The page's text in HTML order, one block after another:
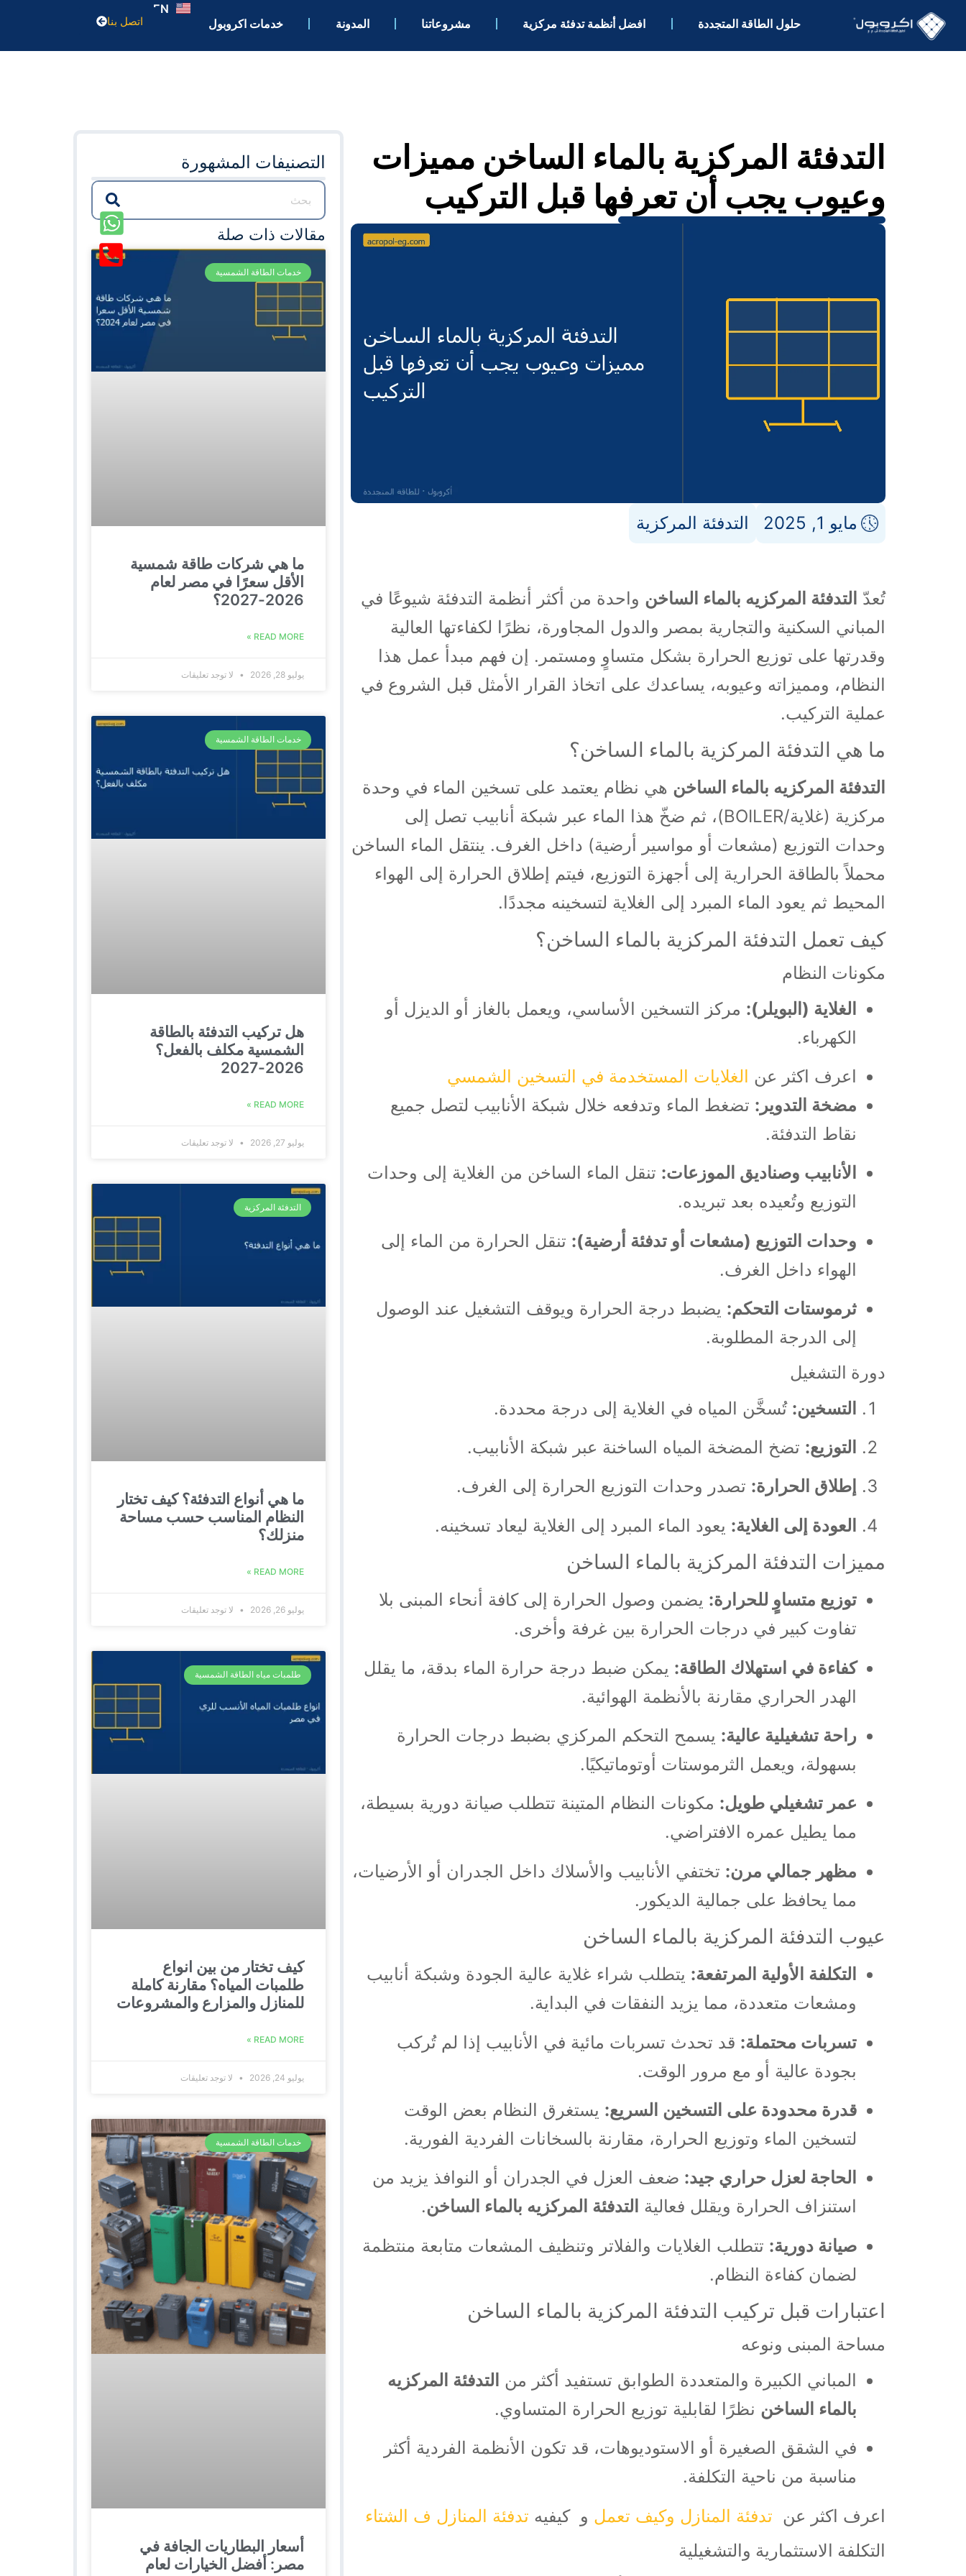
حلول الطاقة المتجددة افضل أنظمة تدفئة مركزية مشروعاتنا المدونة خدمات اكروبول
EN
اتصل بنا
التدفئة المركزية بالماء الساخن مميزات
وعيوب يجب أن تعرفها قبل التركيب
مايو 1, 2025 التدفئة المركزية
تُعدّ التدفئة المركزيه بالماء الساخن واحدة من أكثر أنظمة التدفئة شيوعًا في
المباني السكنية والتجارية بمصر والدول المجاورة، نظرًا لكفاءتها العالية
وقدرتها على توزيع الحرارة بشكل متساوٍ ومستمر. إن فهم مبدأ عمل هذا
النظام، ومميزاته وعيوبه، يساعدك على اتخاذ القرار الأمثل قبل الشروع في
عملية التركيب.
ما هي التدفئة المركزية بالماء الساخن؟
التدفئة المركزيه بالماء الساخن هي نظام يعتمد على تسخين الماء في وحدة
مركزية (غلاية/BOILER)، ثم ضخّ هذا الماء عبر شبكة أنابيب تصل إلى
وحدات التوزيع (مشعات أو مواسير أرضية) داخل الغرف. ينتقل الماء الساخن
محملاً بالطاقة الحرارية إلى أجهزة التوزيع، فيتم إطلاق الحرارة إلى الهواء
المحيط ثم يعود الماء المبرد إلى الغلاية لتسخينه مجددًا.
كيف تعمل التدفئة المركزية بالماء الساخن؟
مكونات النظام
الغلاية (البويلر): مركز التسخين الأساسي، ويعمل بالغاز أو الديزل أو
الكهرباء.
اعرف اكثر عن الغلايات المستخدمة في التسخين الشمسي
مضخة التدوير: تضغط الماء وتدفعه خلال شبكة الأنابيب لتصل جميع
نقاط التدفئة.
الأنابيب وصناديق الموزعات: تنقل الماء الساخن من الغلاية إلى وحدات
التوزيع وتُعيده بعد تبريده.
وحدات التوزيع (مشعات أو تدفئة أرضية): تنقل الحرارة من الماء إلى
الهواء داخل الغرف.
ثرموستات التحكم: يضبط درجة الحرارة ويوقف التشغيل عند الوصول
إلى الدرجة المطلوبة.
دورة التشغيل
التسخين: تُسخَّن المياه في الغلاية إلى درجة محددة.
التوزيع: تضخ المضخة المياه الساخنة عبر شبكة الأنابيب.
إطلاق الحرارة: تصدر وحدات التوزيع الحرارة إلى الغرف.
العودة إلى الغلاية: يعود الماء المبرد إلى الغلاية ليعاد تسخينه.
مميزات التدفئة المركزية بالماء الساخن
توزيع متساوٍ للحرارة: يضمن وصول الحرارة إلى كافة أنحاء المبنى بلا
تفاوت كبير في درجات الحرارة بين غرفة وأخرى.
كفاءة في استهلاك الطاقة: يمكن ضبط درجة حرارة الماء بدقة، ما يقلل
الهدر الحراري مقارنة بالأنظمة الهوائية.
راحة تشغيلية عالية: يسمح التحكم المركزي بضبط درجات الحرارة
بسهولة، ويعمل الثرموستات أوتوماتيكيًا.
عمر تشغيلي طويل: مكونات النظام المتينة تتطلب صيانة دورية بسيطة،
مما يطيل عمره الافتراضي.
مظهر جمالي مرن: تختفي الأنابيب والأسلاك داخل الجدران أو الأرضيات،
مما يحافظ على جمالية الديكور.
عيوب التدفئة المركزية بالماء الساخن
التكلفة الأولية المرتفعة: يتطلب شراء غلاية عالية الجودة وشبكة أنابيب
ومشعات متعددة، مما يزيد النفقات في البداية.
تسربات محتملة: قد تحدث تسربات مائية في الأنابيب إذا لم تُركب
بجودة عالية أو مع مرور الوقت.
قدرة محدودة على التسخين السريع: يستغرق النظام بعض الوقت
لتسخين الماء وتوزيع الحرارة، مقارنة بالسخانات الفردية الفورية.
الحاجة لعزل حراري جيد: ضعف العزل في الجدران أو النوافذ يزيد من
استنزاف الحرارة ويقلل فعالية التدفئة المركزيه بالماء الساخن.
صيانة دورية: تتطلب الغلايات والفلاتر وتنظيف المشعات متابعة منتظمة
لضمان كفاءة النظام.
اعتبارات قبل تركيب التدفئة المركزية بالماء الساخن
مساحة المبنى ونوعه
المباني الكبيرة والمتعددة الطوابق تستفيد أكثر من التدفئة المركزيه
بالماء الساخن نظرًا لقابلية توزيع الحرارة المتساوي.
في الشقق الصغيرة أو الاستوديوهات، قد تكون الأنظمة الفردية أكثر
مناسبة من ناحية التكلفة.
اعرف اكثر عن تدفئة المنازل وكيف تعمل و كيفيه تدفئة المنازل ف الشتاء
التكلفة الاستثمارية والتشغيلية
التصنيفات المشهورة
مقالات ذات صلة
خدمات الطاقة الشمسية
ما هي شركات طاقة شمسية
الأقل سعرًا في مصر لعام
2026-2027؟
READ MORE »
يوليو 28, 2026 لا توجد تعليقات
خدمات الطاقة الشمسية
هل تركيب التدفئة بالطاقة
الشمسية مكلف بالفعل؟
2026-2027
READ MORE »
يوليو 27, 2026 لا توجد تعليقات
التدفئة المركزية
ما هي أنواع التدفئة؟ كيف تختار
النظام المناسب حسب مساحة
منزلك؟
READ MORE »
يوليو 26, 2026 لا توجد تعليقات
طلمبات مياه الطاقة الشمسية
كيف تختار من بين انواع
طلمبات المياه؟ مقارنة كاملة
للمنازل والمزارع والمشروعات
READ MORE »
يوليو 24, 2026 لا توجد تعليقات
خدمات الطاقة الشمسية
أسعار البطاريات الجافة في
مصر: أفضل الخيارات لعام